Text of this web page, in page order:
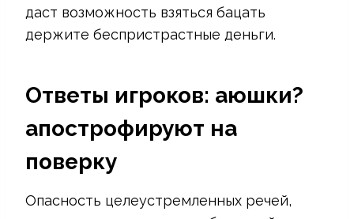
даст возможность взяться бацать
держите беспристрастные деньги.
Ответы игроков: аюшки?
апострофируют на
поверку
Опасность целеустремленных речей,